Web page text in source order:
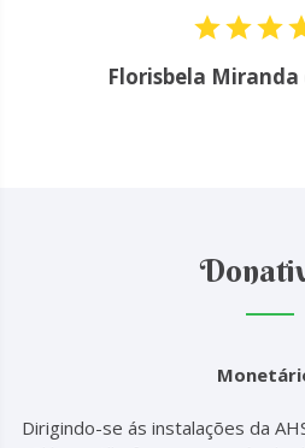
Florisbela Miranda
Dirigindo-se ás instalações da